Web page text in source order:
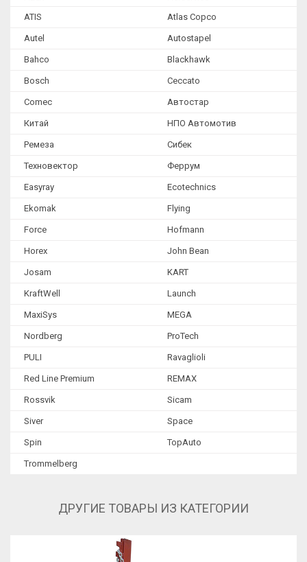
Окрасочные камеры и зоны подготовки
Оборудование для кузовного ремонта
Платформенные стапели
Рамные стапели
Напольные стапели
Подкатной стапель
Гидравлические цилиндры и насосы
Измерительные системы
Аксессуары и комплектующие
Сварочное оборудование
Гидравлическое оборудование
Металлическая мебель
ATIS Atlas Copco
Autel Autostapel
Bahco Blackhawk
Bosch Ceccato
Comec Автостар
Китай НПО Автомотив
Ремеза Сибек
Техновектор Феррум
Easyray Ecotechnics
Ekomak Flying
Force Hofmann
Horex John Bean
Josam KART
KraftWell Launch
MaxiSys MEGA
Nordberg ProTech
PULI Ravaglioli
Red Line Premium REMAX
Rossvik Sicam
Siver Space
Spin TopAuto
Trommelberg
ДРУГИЕ ТОВАРЫ ИЗ КАТЕГОРИИ